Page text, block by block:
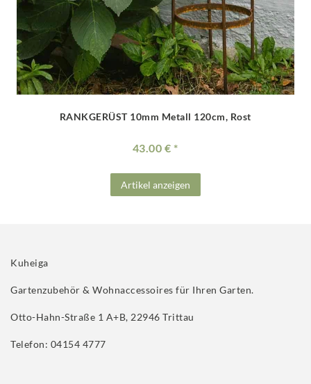
RANKGERÜST 10mm Metall 120cm, Rost
43.00 €
Artikel anzeigen
Kuheiga
Gartenzubehör & Wohnaccessoires für Ihren Garten.
Otto-Hahn-Straße 1 A+B, 22946 Trittau
Telefon: 04154 4777